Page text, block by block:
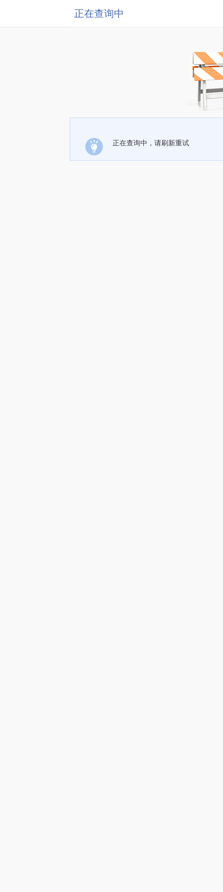
正在查询中
正在查询中，请刷新重试